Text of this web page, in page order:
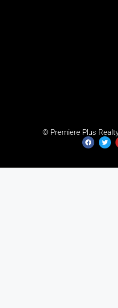
© Premiere Plus